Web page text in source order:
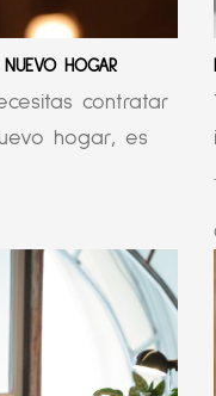
HOGAR
contratar
hogar, es